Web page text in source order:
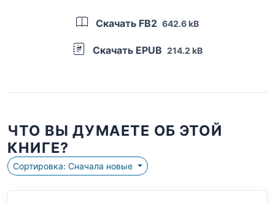
Скачать FB2 642.6 kB
Скачать EPUB 214.2 kB
ЧТО ВЫ ДУМАЕТЕ ОБ ЭТОЙ
КНИГЕ?
Сортировка: Сначала новые